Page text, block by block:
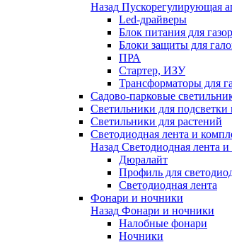
Назад Пускорегулирующая
Led-драйверы
Блок питания для
Блоки защиты для
ПРА
Стартер, ИЗУ
Трансформаторы для
Садово-парковые
Светильники для подсветки
Светильники для растений
Светодиодная лента и
Назад Светодиодная лента
Дюралайт
Профиль для
Светодиодная лента
Фонари и ночники
Назад Фонари и ночники
Налобные фонари
Ночники